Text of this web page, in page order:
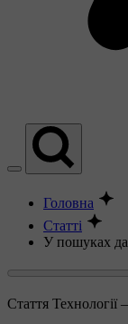
Головна
Статті
У пошуках
Стаття Технології